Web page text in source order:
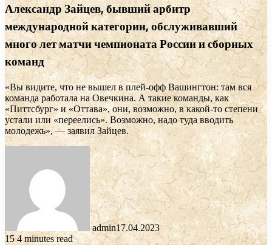
Александр Зайцев, бывший арбитр
международной категории, обслуживавший
много лет матчи чемпионата России и сборных
команд
«Вы видите, что не вышел в плей-офф Вашингтон: там вся
команда работала на Овечкина. А такие команды, как
«Питтсбург» и «Оттава», они, возможно, в какой-то степени
устали или «переелись». Возможно, надо туда вводить
молодежь», — заявил Зайцев.
admin17.04.2023
154 minutes read